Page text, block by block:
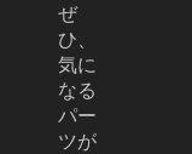
ぜ
ひ、
気に
なる
パー
ツが